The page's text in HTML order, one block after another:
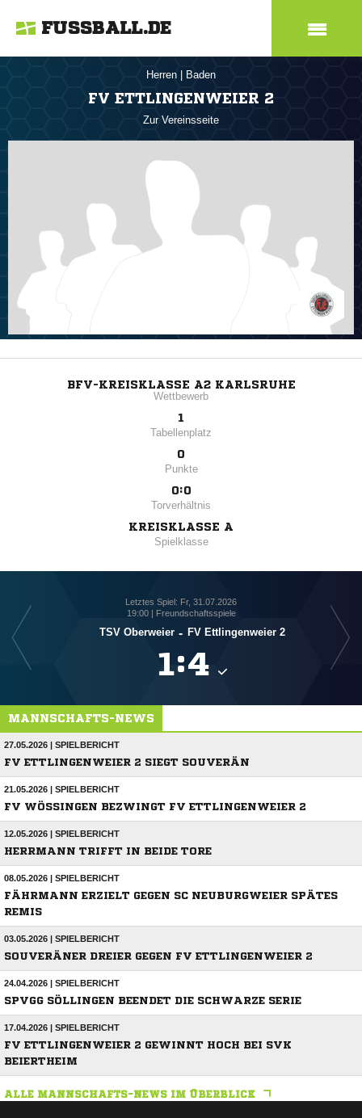
FUSSBALL.DE
Herren Baden
FV ETTLINGENWEIER 2
Zur Vereinsseite
BFV-KREISKLASSE A2 KARLSRUHE
Wettbewerb
1
Tabellenplatz
0
Punkte
0:0
Torverhältnis
KREISKLASSE A
Spielklasse
Letztes Spiel: Fr, 31.07.2026
19:00 | Freundschaftsspiele
TSV Oberweier - FV Ettlingenweier 2
:
MANNSCHAFTS-NEWS
27.05.2026 | SPIELBERICHT
FV ETTLINGENWEIER 2 SIEGT SOUVERÄN
21.05.2026 | SPIELBERICHT
FV WÖSSINGEN BEZWINGT FV ETTLINGENWEIER 2
12.05.2026 | SPIELBERICHT
HERRMANN TRIFFT IN BEIDE TORE
08.05.2026 | SPIELBERICHT
FÄHRMANN ERZIELT GEGEN SC NEUBURGWEIER SPÄTES
REMIS
03.05.2026 | SPIELBERICHT
SOUVERÄNER DREIER GEGEN FV ETTLINGENWEIER 2
24.04.2026 | SPIELBERICHT
SPVGG SÖLLINGEN BEENDET DIE SCHWARZE SERIE
17.04.2026 | SPIELBERICHT
FV ETTLINGENWEIER 2 GEWINNT HOCH BEI SVK
BEIERTHEIM
ALLE MANNSCHAFTS-NEWS IM ÜBERBLICK